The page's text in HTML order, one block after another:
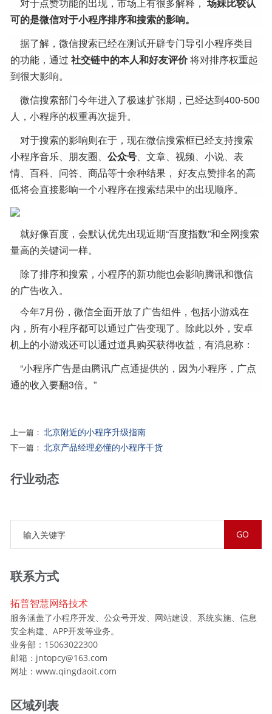
可的是微信对于小程序排序和搜索的影响。
据了解，微信搜索已经在测试开辟专门导引小程序类目
的功能，通过社交链中的本人和好友评价将对排序权重起
到很大影响。
微信搜索部门今年进入了极速扩张期，已经达到400-500
人，小程序的权重再次提升。
对于搜索的影响则在于，现在微信搜索框已经支持搜索
小程序音乐、朋友圈、公众号、文章、视频、小说、表
情、百科、问答、商品等十余种结果， 好友点赞排名的高
低将会直接影响一个小程序在搜索结果中的出现顺序。
就好像百度，会默认优先出现近期“百度指数”和全网搜索
量高的关键词一样。
除了排序和搜索，小程序的新功能也会影响腾讯和微信
的广告收入。
今年7月份，微信全面开放了广告组件，包括小游戏在
内，所有小程序都可以通过广告变现了。除此以外，安卓
机上的小游戏还可以通过道具购买获得收益，有消息称：
“小程序广告是由腾讯广点通提供的，因为小程序，广点
通的收入要翻3倍。”
上一篇：北京附近的小程序升级指南
下一篇：北京产品经理必懂的小程序干货
行业动态
联系方式
拓普智慧网络技术
服务涵盖了小程序开发、公众号开发、网站建设、系统实施、信息
安全构建、APP开发等业务。
业务部：15063022300
邮箱：jntopcy@163.com
网址：www.qingdaoit.com
区域列表